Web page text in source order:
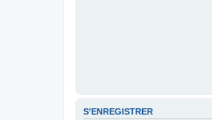
S’ENREGISTRER